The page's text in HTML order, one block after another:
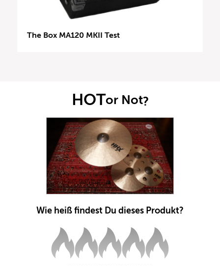
The Box MA120 MKII Test
HOTor Not?
Wie heiß findest Du dieses Produkt?